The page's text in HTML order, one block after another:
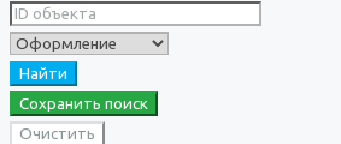
Найти
Сохранить поиск
Очистить